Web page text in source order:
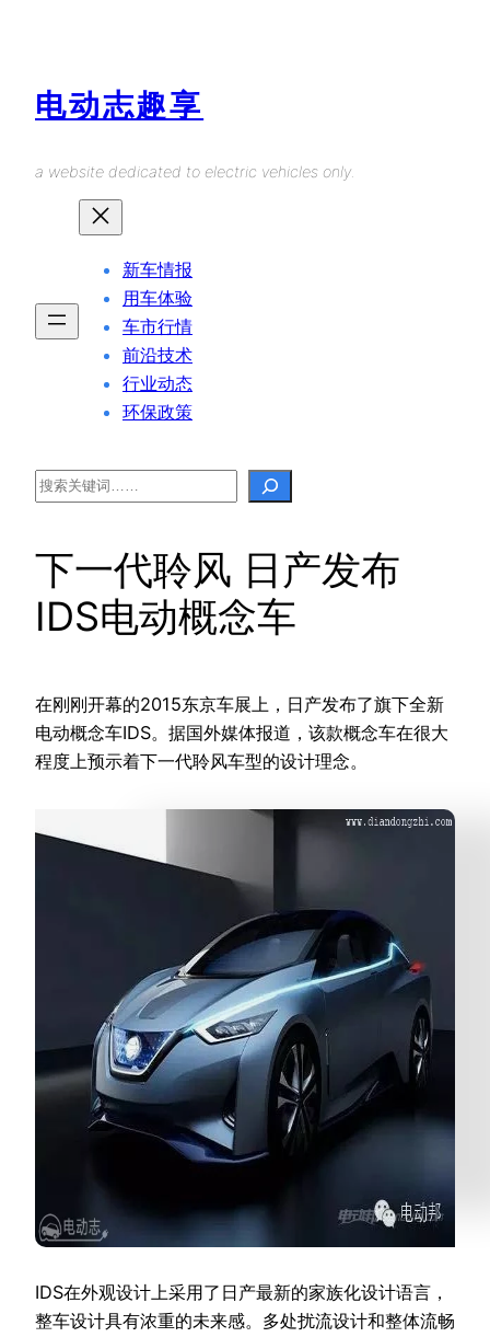
电动志趣享
a website dedicated to electric vehicles only.
新车情报
用车体验
车市行情
前沿技术
行业动态
环保政策
Search
下一代聆风 日产发布
IDS电动概念车
在刚刚开幕的2015东京车展上，日产发布了旗下全新
电动概念车IDS。据国外媒体报道，该款概念车在很大
程度上预示着下一代聆风车型的设计理念。
IDS在外观设计上采用了日产最新的家族化设计语言，
整车设计具有浓重的未来感。多处扰流设计和整体流畅